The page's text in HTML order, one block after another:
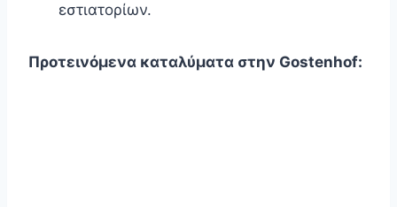
εστιατορίων.
Προτεινόμενα καταλύματα στην Gostenhof: